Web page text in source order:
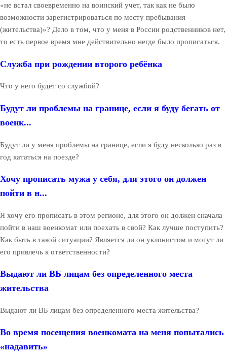
«не встал своевременно на воинский учет, так как не было
возможности зарегистрироваться по месту пребывания
(жительства)»? Дело в том, что у меня в России родственников нет,
то есть первое время мне действительно негде было прописаться.
Служба при рождении второго ребёнка
Что у него будет со службой?
Будут ли проблемы на границе, если я буду бегать от
военк...
Будут ли у меня проблемы на границе, если я буду несколько раз в
год кататься на поезде?
Хочу прописать мужа у себя, для этого он должен
пойти в н...
Я хочу его прописать в этом регионе, для этого он должен сначала
пойти в наш военкомат или поехать в свой? Как лучше поступить?
Как быть в такой ситуации? Является ли он уклонистом и могут ли
его привлечь к ответственности?
Выдают ли ВБ лицам без определенного места
жительства
Выдают ли ВБ лицам без определенного места жительства?
Во время посещения военкомата на меня попытались
«надавить»